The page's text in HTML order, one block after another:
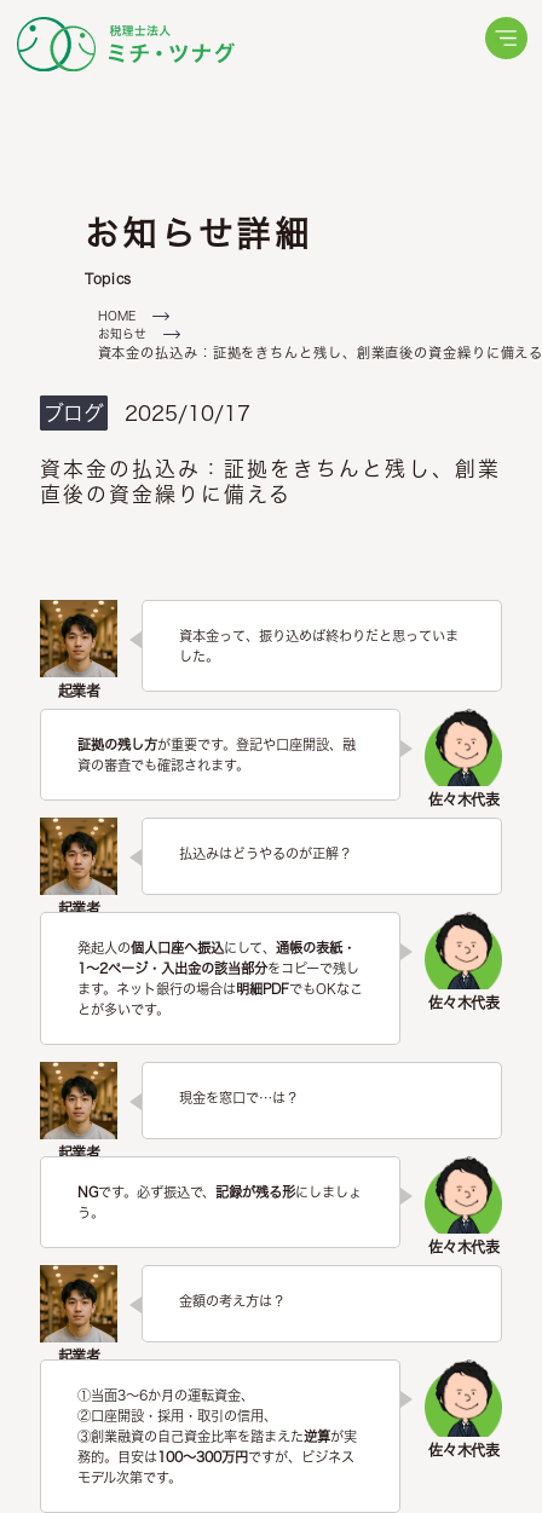
生前対策
ミチ・ツナグからの
お知らせ詳細
Topics
HOME
お知らせ
資本金の払込み：証拠をきちんと残し、創業直後の資金繰りに備え
ブログ 2025/10/17
資本金の払込み：証拠をきちんと残し、創業
直後の資金繰りに備える
資本金って、振り込めば終わりだと思っていま
した。
証拠の残し方が重要です。登記や口座開設、融
資の審査でも確認されます。
払込みはどうやるのが正解？
発起人の個人口座へ振込にして、通帳の表紙・
1〜2ページ・入出金の該当部分をコピーで残し
ます。ネット銀行の場合は 明細PDFでもOKなこ
とが多いです。
現金を窓口で…は？
NGです。必ず振込で、記録が残る形にしましょ
う。
金額の考え方は？
①当面3〜6か月の運転資金、
②口座開設・採用・取引の信用、
③創業融資の自己資金比率を踏まえた逆算が実
務的。目安は100〜300万円ですが、ビジネス
モデル次第です。